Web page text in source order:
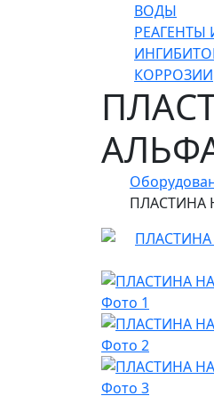
ВОДЫ
РЕАГЕНТЫ
КОРРОЗИИ
ПЛАСТИНА